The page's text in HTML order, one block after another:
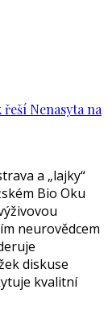
Nenasyta na
a „lajky“
Bio Oku
neurovědcem
diskuse
kvalitní